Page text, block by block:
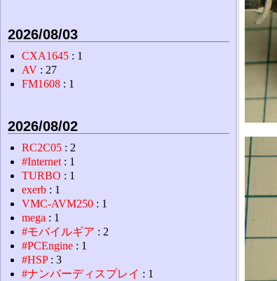
2026/08/03
CXA1645 : 1
AV : 27
FM1608 : 1
2026/08/02
RC2C05 : 2
#Internet : 1
TURBO : 1
exerb : 1
VMC-AVM250 : 1
mega : 1
#モバイルギア : 2
#PCEngine : 1
#HSP: 3
#ナンバーディスプレイ : 1